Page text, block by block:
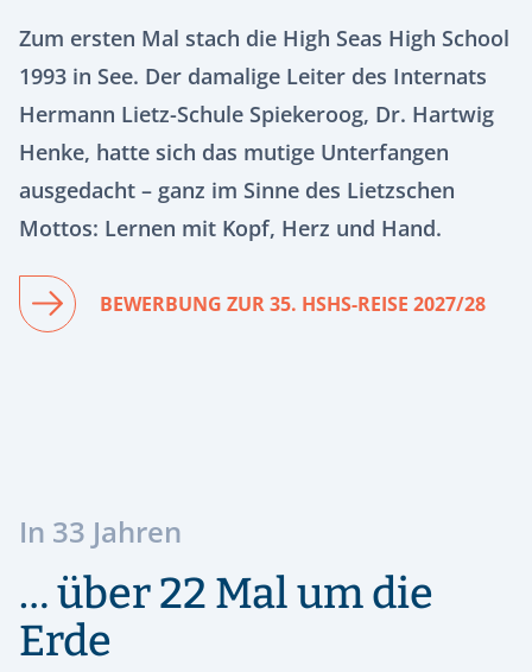
Zum ersten Mal stach die High Seas High School
1993 in See. Der damalige Leiter des Internats
Hermann Lietz-Schule Spiekeroog, Dr. Hartwig
Henke, hatte sich das mutige Unterfangen
ausgedacht – ganz im Sinne des Lietzschen
Mottos: Lernen mit Kopf, Herz und Hand.
BEWERBUNG ZUR 35. HSHS-REISE 2027/28
In 33 Jahren
… über 22 Mal um die
Erde